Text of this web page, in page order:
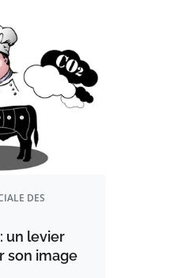
DES
un levier
son image